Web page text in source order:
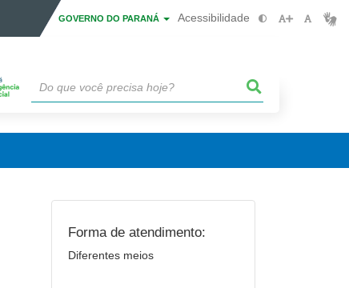
GOVERNO DO PARANÁ Acessibilidade
Forma de atendimento:
Diferentes meios